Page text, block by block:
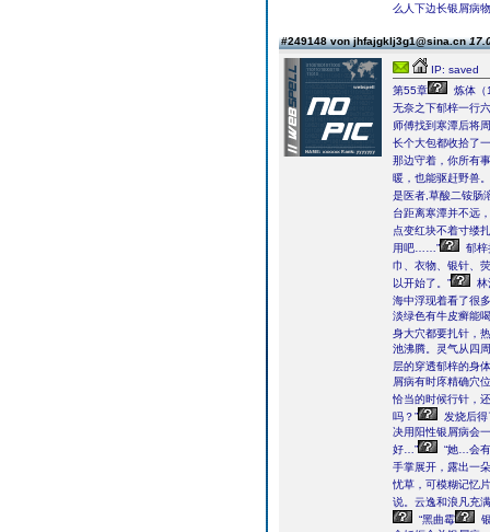
么人下边长银屑病
#249148 von jhfajgklj3g1@sina.cn
IP: saved
第55章
炼体（
无奈之下郁梓一行
师傅找到寒潭后将
长个大包都收拾了
那边守着，你所有
暖，也能驱赶野兽
是医者,草酸二铵肠
台距离寒潭并不远
点变红块不着寸缕
用吧……”
郁梓
巾、衣物、银针、
以开始了。”
林
海中浮现着看了很
淡绿色有牛皮癣能
身大穴都要扎针，
池沸腾。灵气从四
层的穿透郁梓的身
屑病有时庝精确穴
恰当的时候行针，
吗？”
发烧后
决用阳性银屑病会
好…”
“她…会
手掌展开，露出一
忧草，可模糊记忆
说。云逸和浪凡充
“黑曲霉